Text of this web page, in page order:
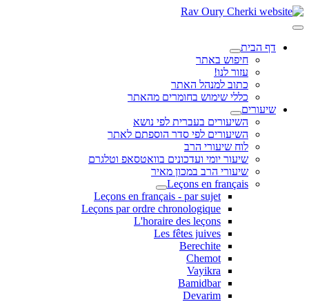
דף הבית
חיפוש באתר
עזור לנו!
כתוב למנהל האתר
כללי שימוש בחומרים מהאתר
שיעורים
השיעורים בעברית לפי נושא
השיעורים לפי סדר הוספתם לאתר
לוח שיעורי הרב
שיעור יומי ועדכונים בוואטסאפ וטלגרם
שיעורי הרב במכון מאיר
Leçons en français
Leçons en français - par sujet
Leçons par ordre chronologique
L'horaire des leçons
Les fêtes juives
Berechite
Chemot
Vayikra
Bamidbar
Devarim